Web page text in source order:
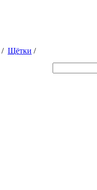
/ Щётки /